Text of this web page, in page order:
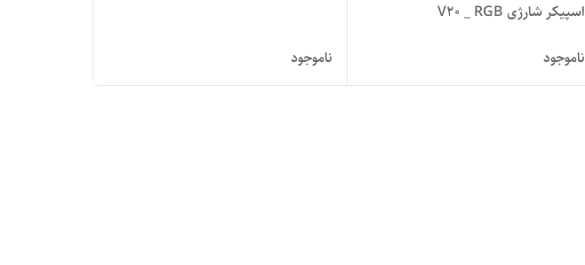
اسپیکر شارژی V20 _ RGB
ناموجود ناموجود